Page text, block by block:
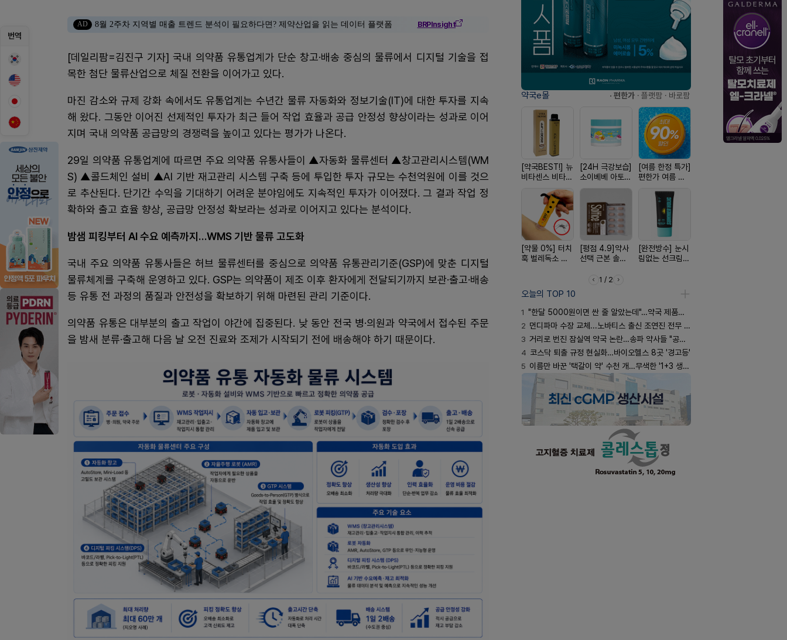
번역
AD 8월 2주차 지역별 매출 트렌드 분석이 필요하다면? 제약산업을 읽는 데이터 플랫폼 BRPInsight
[데일리팜=김진구 기자] 국내 의약품 유통업계가 단순 창고·배송 중심의 물류에서 디지털 기술을 접
목한 첨단 물류산업으로 체질 전환을 이어가고 있다.
마진 감소와 규제 강화 속에서도 유통업계는 수년간 물류 자동화와 정보기술(IT)에 대한 투자를 지속
해 왔다. 그동안 이어진 선제적인 투자가 최근 들어 작업 효율과 공급 안정성 향상이라는 성과로 이어
지며 국내 의약품 공급망의 경쟁력을 높이고 있다는 평가가 나온다.
29일 의약품 유통업계에 따르면 주요 의약품 유통사들이 ▲자동화 물류센터 ▲창고관리시스템(WM
S) ▲콜드체인 설비 ▲AI 기반 재고관리 시스템 구축 등에 투입한 투자 규모는 수천억원에 이를 것으
로 추산된다. 단기간 수익을 기대하기 어려운 분야임에도 지속적인 투자가 이어졌다. 그 결과 작업 정
확하와 출고 효율 향상, 공급망 안정성 확보라는 성과로 이어지고 있다는 분석이다.
밤샘 피킹부터 AI 수요 예측까지…WMS 기반 물류 고도화
국내 주요 의약품 유통사들은 허브 물류센터를 중심으로 의약품 유통관리기준(GSP)에 맞춘 디지털
물류체계를 구축해 운영하고 있다. GSP는 의약품이 제조 이후 환자에게 전달되기까지 보관·출고·배송
등 유통 전 과정의 품질과 안전성을 확보하기 위해 마련된 관리 기준이다.
의약품 유통은 대부분의 출고 작업이 야간에 집중된다. 낮 동안 전국 병·의원과 약국에서 접수된 주문
을 밤새 분류·출고해 다음 날 오전 진료와 조제가 시작되기 전에 배송해야 하기 때문이다.
약국e몰 · 편한가 · 플랫팜 · 바로팜
[약국BEST!] 뉴
비타센스 비타민
[24H 극강보습]
소이베베 아토
크림
[여름 한정 특가]
편한가 여름 쿨
템 싹쓰리)
[약물 0%] 터치
훅 벌레독소 흡
[평점 4.9]약사
선택 근본 솔루
[완전방수] 눈시
림없는 선크림
1 / 2
오늘의 TOP 10
1 "한달 5000원이면 싼 줄 알았는데"…약국 제품과 비교해보니
2 먼디파마 수장 교체...노바티스 출신 조연진 전무 내정
3 거리로 번진 잠실역 약국 논란…송파 약사들 "공공성 훼손"
4 코스닥 퇴출 규정 현실화…바이오헬스 8곳 '경고등'
5 이름만 바꾼 '택갈이 약' 수천 개…무색한 '1+3 생동'